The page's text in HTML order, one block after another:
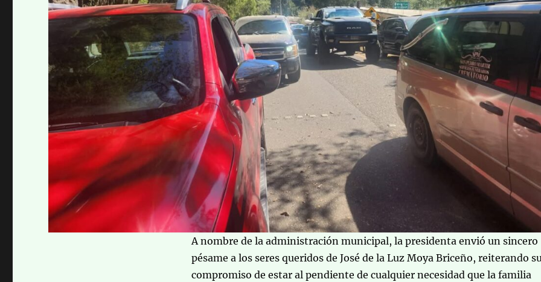
A nombre de la administración municipal, la presidenta envió un sincero
pésame a los seres queridos de José de la Luz Moya Briceño, reiterando
compromiso de estar al pendiente de cualquier necesidad que la familia